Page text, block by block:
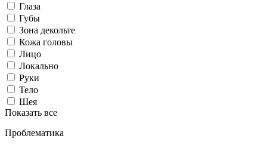
Глаза
Губы
Зона декольте
Кожа головы
Лицо
Локально
Руки
Тело
Шея
Показать все
Проблематика